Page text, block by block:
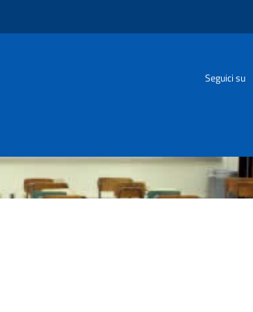
Seguici su